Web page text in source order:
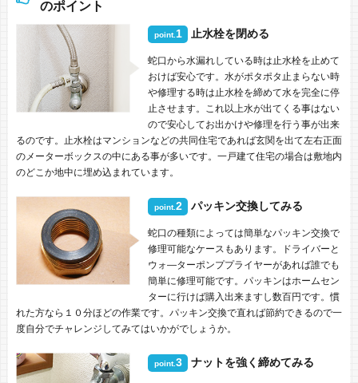
のポイント
point. 1 止水栓を閉める
蛇口から水漏れしている時は止水栓を止めて
おけば安心です。水がポタポタ止まらない時
や修理する時は止水栓を締めて水を完全に停
止させます。これ以上水が出てくる事はない
ので安心してお出かけや修理を行う事が出来
るのです。止水栓はマンションなどの共同住宅であれば玄関を出て左右正面
のメーターボックスの中にある事が多いです。一戸建て住宅の場合は敷地内
のどこか地中に埋め込まれています。
point.2 パッキン交換してみる
蛇口の種類によっては簡単なパッキン交換で
修理可能なケースもあります。ドライバーと
ウォ―ターポンププライヤーがあれば誰でも
簡単に修理可能です。パッキンはホームセン
ターに行けば購入出来ますし数百円です。慣
れた方なら１０分ほどの作業です。パッキン交換で直れば節約できるので一
度自分でチャレンジしてみてはいかがでしょうか。
point.3 ナットを強く締めてみる